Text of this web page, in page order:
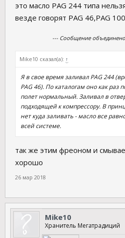
это масло PAG 244 типа
везде говорят PAG 46,PAG
--- Сообщение
Mike10 сказал(а): ↑
Я в свое время заливал PAG 244
PAG 46). По каталогам оно как раз
полет нормальный. Заливал в
подходящей к компрессору. В
нет куда заливать - масло все
всей системе.
так же этим фреоном и
хорошо
26 мар 2018
Mike10
Хранитель Мегатрадиций